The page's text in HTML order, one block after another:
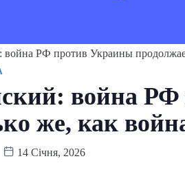
война
же, как
14 Січня, 2026